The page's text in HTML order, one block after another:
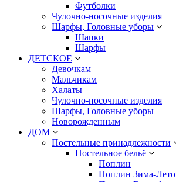
Футболки
Чулочно-носочные изделия
Шарфы, Головные уборы
Шапки
Шарфы
ДЕТСКОЕ
Девочкам
Мальчикам
Халаты
Чулочно-носочные изделия
Шарфы, Головные уборы
Новорожденным
ДОМ
Постельные принадлежности
Постельное бельё
Поплин
Поплин Зима-Лето